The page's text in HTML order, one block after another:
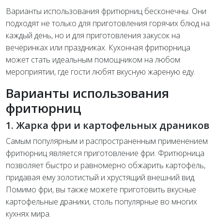
Варианты использования фритюрниц бесконечны. Они
подходят не только для приготовления горячих блюд на
каждый день, но и для приготовления закусок на
вечеринках или праздниках. Кухонная фритюрница
может стать идеальным помощником на любом
мероприятии, где гости любят вкусную жареную еду.
Варианты использования
фритюрниц
1. Жарка фри и картофельных драников
Самым популярным и распространенным применением
фритюрниц является приготовление фри. Фритюрница
позволяет быстро и равномерно обжарить картофель,
придавая ему золотистый и хрустящий внешний вид.
Помимо фри, вы также можете приготовить вкусные
картофельные драники, столь популярные во многих
кухнях мира.